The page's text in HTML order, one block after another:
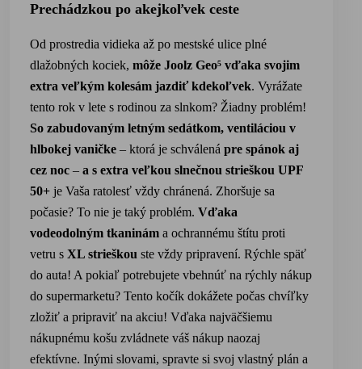
Prechádzkou po akejkoľvek ceste
Od prostredia vidieka až po mestské ulice plné
dlažobných kociek, môže Joolz Geo⁵ vďaka svojim
extra veľkým kolesám jazdiť kdekoľvek. Vyrážate
tento rok v lete s rodinou za slnkom? Žiadny problém!
So zabudovaným letným sedátkom, ventiláciou v
hlbokej vaničke – ktorá je schválená pre spánok aj
cez noc – a s extra veľkou slnečnou strieškou UPF
50+ je Vaša ratolesť vždy chránená. Zhoršuje sa
počasie? To nie je taký problém. Vďaka
vodeodolným tkaninám a ochrannému štítu proti
vetru s XL strieškou ste vždy pripravení. Rýchle späť
do auta! A pokiaľ potrebujete vbehnúť na rýchly nákup
do supermarketu? Tento kočík dokážete počas chvíľky
zložiť a pripraviť na akciu! Vďaka najväčšiemu
nákupnému košu zvládnete váš nákup naozaj
efektívne. Inými slovami, spravte si svoj vlastný plán a